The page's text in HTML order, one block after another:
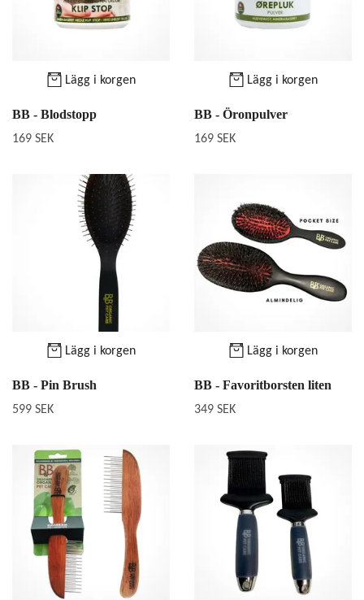
Lägg i korgen
BB - Blodstopp
169 SEK
Lägg i korgen
BB - Öronpulver
169 SEK
Lägg i korgen
BB - Pin Brush
599 SEK
Lägg i korgen
BB - Favoritborsten liten
349 SEK